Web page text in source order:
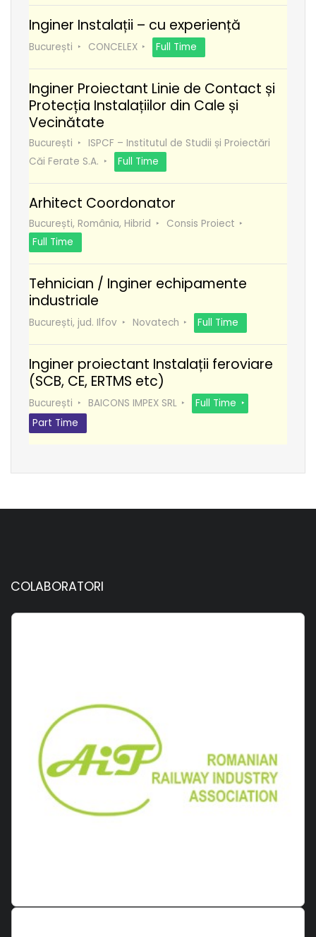
Inginer Instalații – cu experiență
București CONCELEX Full Time
Inginer Proiectant Linie de Contact și
Protecția Instalațiilor din Cale și
Vecinătate
București
ISPCF – Institutul de Studii și Proiectări
Căi Ferate S.A.
Full Time
Arhitect Coordonator
București, România, Hibrid
Consis Proiect
Full Time
Tehnician / Inginer echipamente
industriale
București, jud. Ilfov Novatech Full Time
Inginer proiectant Instalații feroviare
(SCB, CE, ERTMS etc)
București BAICONS IMPEX SRL
Full Time
Part Time
COLABORATORI